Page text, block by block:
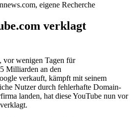
eigene Recherche
verklagt
vor wenigen Tagen für
Milliarden an den
verkauft, kämpft mit seinem
Nutzer durch fehlerhafte Domain-
landen, hat diese YouTube nun vor